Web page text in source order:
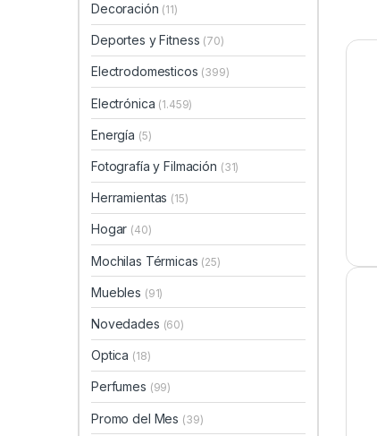
Decoración (11)
Deportes y Fitness (70)
Electrodomesticos (399)
Electrónica (1.459)
Energía (5)
Fotografía y Filmación (31)
Herramientas (15)
Hogar (40)
Mochilas Térmicas (25)
Muebles (91)
Novedades (60)
Optica (18)
Perfumes (99)
Promo del Mes (39)